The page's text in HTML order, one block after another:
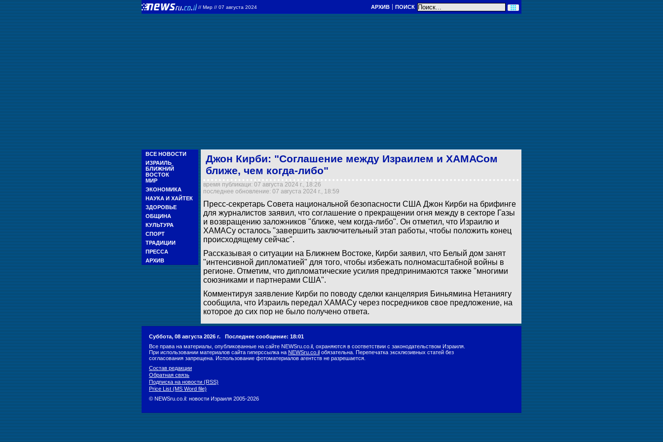
// Мир // 07 августа 2024 АРХИВ ПОИСК
ВСЕ НОВОСТИ
ИЗРАИЛЬ
БЛИЖНИЙ
ВОСТОК
МИР
ЭКОНОМИКА
НАУКА И ХАЙТЕК
ЗДОРОВЬЕ
ОБЩИНА
КУЛЬТУРА
СПОРТ
ТРАДИЦИИ
ПРЕССА
АРХИВ
Джон Кирби: "Соглашение между Израилем и ХАМАСом
ближе, чем когда-либо"
время публикаци: 07 августа 2024 г., 18:26
последнее обновление: 07 августа 2024 г., 18:59
Пресс-секретарь Совета национальной безопасности США Джон Кирби на брифинге
для журналистов заявил, что соглашение о прекращении огня между в секторе Газы
и возвращению заложников "ближе, чем когда-либо". Он отметил, что Израилю и
ХАМАСу осталось "завершить заключительный этап работы, чтобы положить конец
происходящему сейчас".
Рассказывая о ситуации на Ближнем Востоке, Кирби заявил, что Белый дом занят
"интенсивной дипломатией" для того, чтобы избежать полномасштабной войны в
регионе. Отметим, что дипломатические усилия предпринимаются также "многими
союзниками и партнерами США".
Комментируя заявление Кирби по поводу сделки канцелярия Биньямина Нетаниягу
сообщила, что Израиль передал ХАМАСу через посредников свое предложение, на
которое до сих пор не было получено ответа.
Суббота, 08 августа 2026 г. Последнее сообщение: 18:01
Все права на материалы, опубликованные на сайте NEWSru.co.il, охраняются в соответствии с законодательством Израиля.
При использовании материалов сайта гиперссылка на NEWSru.co.il обязательна. Перепечатка эксклюзивных статей без
согласования запрещена. Использование фотоматериалов агентств не разрешается.
Состав редакции
Обратная связь
Подписка на новости (RSS)
Price List (MS Word file)
© NEWSru.co.il: новости Израиля 2005-2026